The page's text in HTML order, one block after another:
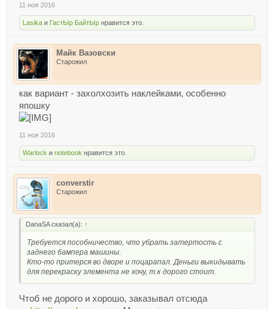
11 ноя 2016
Lasika и ГастЫр БайтЫр нравится это.
Майк Вазовски
Старожил
как вариант - захолхозить наклейками, особенно
япошку
11 ноя 2016
Warlock и notebook нравится это.
converstir
Старожил
DanaSA сказал(а): ↑
Требуется пособничество, что убрать затертость с
заднего бампера машины.
Кто-то притерся во дворе и поцарапал. Деньги выкидывать
для перекраску элемента не хочу, т.к дорого стоит.
Чтоб не дорого и хорошо, заказывал отсюда